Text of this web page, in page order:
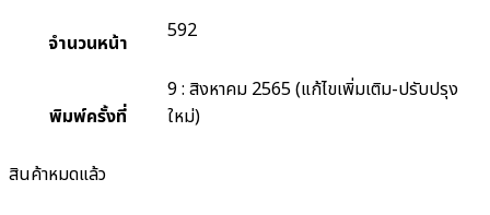
จำนวนหน้า 592
พิมพ์ครั้งที่
9 : สิงหาคม 2565 (แก้ไขเพิ่มเติม-ปรับปรุง
ใหม่)
สินค้าหมดแล้ว